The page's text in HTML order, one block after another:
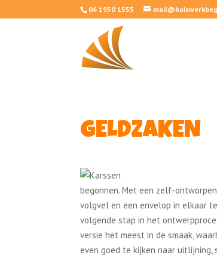
06 1950 1555
GELDZAKEN
begonnen. Met een zelf-
volgvel en een envelop in elkaar
volgende stap in het
versie het meest in de smaak,
even goed te kijken naar